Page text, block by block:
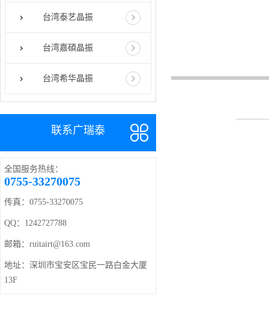
台湾泰艺晶振
台湾嘉碩晶振
台湾希华晶振
联系广瑞泰
全国服务热线：
0755-33270075
传真：0755-33270075
QQ：1242727788
邮箱：ruitairt@163.com
地址：深圳市宝安区宝民一路白金大厦
13F